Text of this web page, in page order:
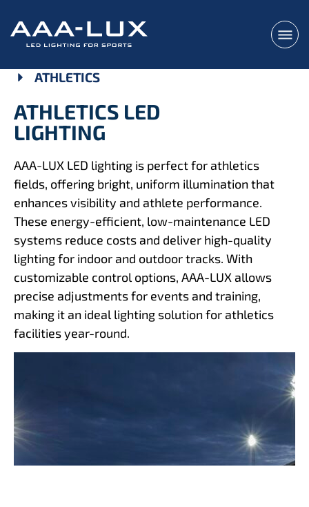
ATHLETICS
ATHLETICS LED
LIGHTING
AAA-LUX LED lighting is perfect for athletics
fields, offering bright, uniform illumination that
enhances visibility and athlete performance.
These energy-efficient, low-maintenance LED
systems reduce costs and deliver high-quality
lighting for indoor and outdoor tracks. With
customizable control options, AAA-LUX allows
precise adjustments for events and training,
making it an ideal lighting solution for athletics
facilities year-round.